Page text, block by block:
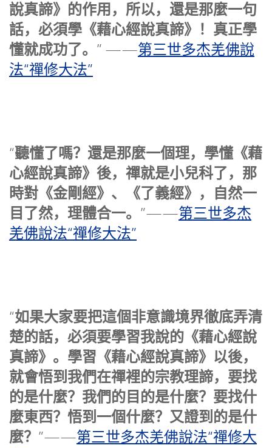
說真諦》的作用，所以，還是那麼一句
話，必須學《藉心經說真諦》！真正學
懂就成功了。 ” ——第三世多杰羌佛說
法“禪修大法”
“聽懂了嗎？還是那麼一個理，學懂《藉
心經說真諦》後，禪就是小兒科了，那
時對《金剛經》、《了義經》，自然一
目了然，理體合一。 ”——第三世多杰
羌佛說法“禪修大法”
“如果大家要把這個非意識境界徹底弄清
楚的話，必須要學習我說的《藉心經說
真諦》。學習《藉心經說真諦》以後，
就會悟到我們在禪裡的宗教理諦，要找
的是什麼？我們的目的是什麼？要找什
麼東西？悟到一個什麼？又證到的是什
麼？ ”——第三世多杰羌佛說法“禪修大